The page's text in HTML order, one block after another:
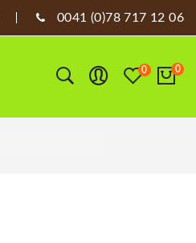
0041 (0)78 717 12 06
0 0